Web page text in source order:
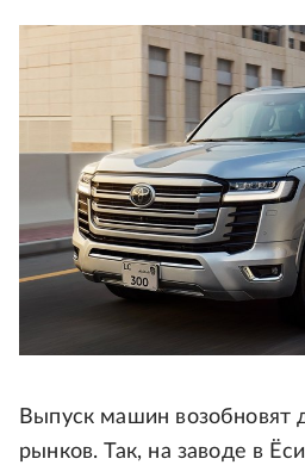
Выпуск машин возобновят
рынков. Так, на заводе в